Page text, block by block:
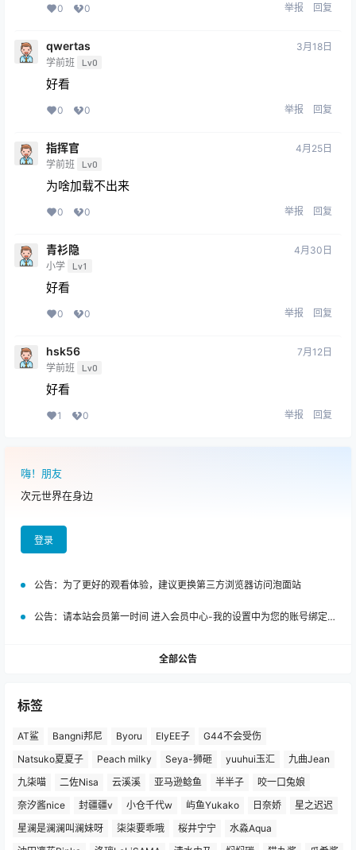
0 0 举报 回复
qwertas
学前班 Lv0
3月18日
好看
0 0 举报 回复
指挥官
学前班 Lv0
4月25日
为啥加载不出来
0 0 举报 回复
青衫隐
小学 Lv1
4月30日
好看
0 0 举报 回复
hsk56
学前班 Lv0
7月12日
好看
1 0 举报 回复
嗨！朋友
次元世界在身边
登录
公告： 为了更好的观看体验，建议更换第三方浏览器访问泡面站
公告： 请本站会员第一时间 进入会员中心-我的设置中为您的账号绑定邮箱!
全部公告
标签
AT鲨 Bangni邦尼 Byoru ElyEE子
G44不会受伤
Natsuko夏夏子
Peach milky Seya-狮砸 yuuhui玉汇
九曲Jean
九柒喵
二佐Nisa 云溪溪 亚马逊鲶鱼 半半子
咬一口兔娘
奈汐酱nice
封疆疆v 小仓千代w 屿鱼Yukako 日奈娇
星之迟迟
星澜是澜澜叫澜妹呀
柒柒要乖哦 桜井宁宁
水淼Aqua